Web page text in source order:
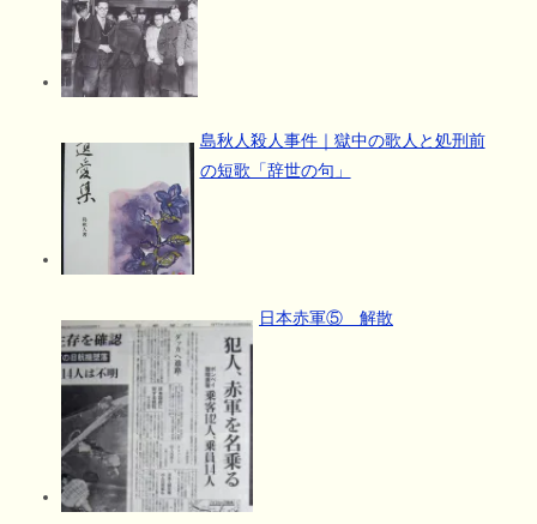
島秋人殺人事件｜獄中の歌人と処刑前
の短歌「辞世の句」
日本赤軍⑤ 解散